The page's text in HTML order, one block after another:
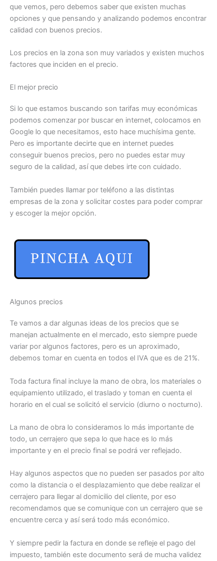
que vemos, pero debemos saber que existen muchas
opciones y que pensando y analizando podemos encontrar
calidad con buenos precios.
Los precios en la zona son muy variados y existen muchos
factores que inciden en el precio.
El mejor precio
Si lo que estamos buscando son tarifas muy económicas
podemos comenzar por buscar en internet, colocamos en
Google lo que necesitamos, esto hace muchísima gente.
Pero es importante decirte que en internet puedes
conseguir buenos precios, pero no puedes estar muy
seguro de la calidad, así que debes irte con cuidado.
También puedes llamar por teléfono a las distintas
empresas de la zona y solicitar costes para poder comprar
y escoger la mejor opción.
Algunos precios
Te vamos a dar algunas ideas de los precios que se
manejan actualmente en el mercado, esto siempre puede
variar por algunos factores, pero es un aproximado,
debemos tomar en cuenta en todos el IVA que es de 21%.
Toda factura final incluye la mano de obra, los materiales o
equipamiento utilizado, el traslado y toman en cuenta el
horario en el cual se solicitó el servicio (diurno o nocturno).
La mano de obra lo consideramos lo más importante de
todo, un cerrajero que sepa lo que hace es lo más
importante y en el precio final se podrá ver reflejado.
Hay algunos aspectos que no pueden ser pasados por alto
como la distancia o el desplazamiento que debe realizar el
cerrajero para llegar al domicilio del cliente, por eso
recomendamos que se comunique con un cerrajero que se
encuentre cerca y así será todo más económico.
Y siempre pedir la factura en donde se refleje el pago del
impuesto, también este documento será de mucha validez